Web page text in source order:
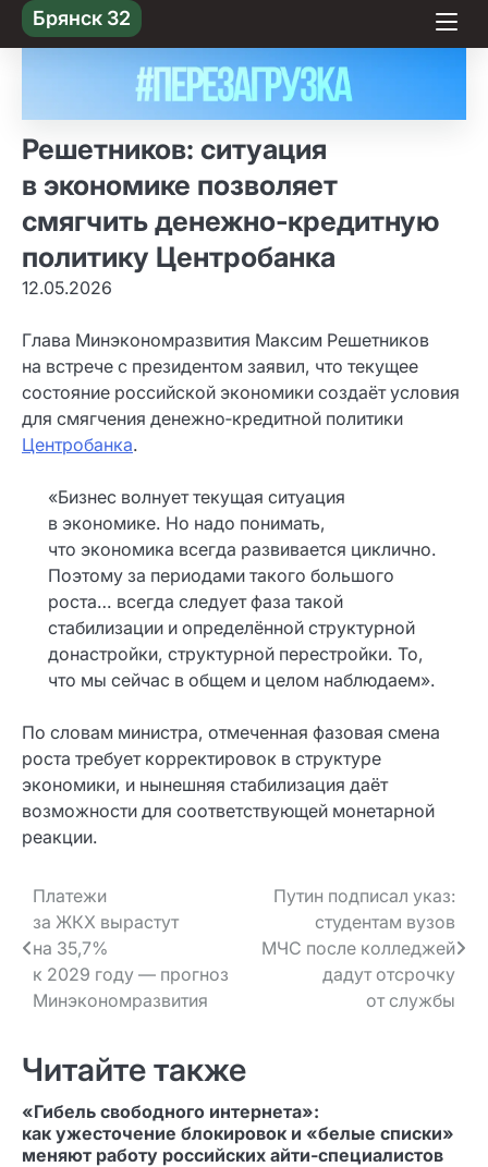
Skip
to content
Брянск 32
Решетников: ситуация
в экономике позволяет
смягчить денежно‑кредитную
политику Центробанка
12.05.2026
Глава Минэкономразвития Максим Решетников
на встрече с президентом заявил, что текущее
состояние российской экономики создаёт условия
для смягчения денежно‑кредитной политики
Центробанка.
«Бизнес волнует текущая ситуация
в экономике. Но надо понимать,
что экономика всегда развивается циклично.
Поэтому за периодами такого большого
роста… всегда следует фаза такой
стабилизации и определённой структурной
донастройки, структурной перестройки. То,
что мы сейчас в общем и целом наблюдаем».
По словам министра, отмеченная фазовая смена
роста требует корректировок в структуре
экономики, и нынешняя стабилизация даёт
возможности для соответствующей монетарной
реакции.
Навигация
по записям
Платежи
за ЖКХ вырастут
на 35,7%
к 2029 году — прогноз
Минэкономразвития
Путин подписал указ:
студентам вузов
МЧС после колледжей
дадут отсрочку
от службы
Читайте также
«Гибель свободного интернета»:
как ужесточение блокировок и «белые списки»
меняют работу российских айти‑специалистов